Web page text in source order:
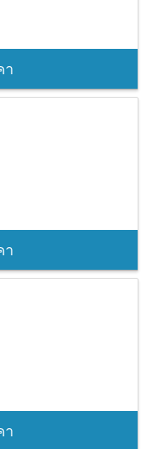
า
า
า